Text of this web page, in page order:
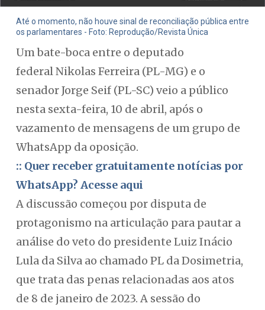
Até o momento, não houve sinal de reconciliação pública entre
os parlamentares - Foto: Reprodução/Revista Única
Um bate-boca entre o deputado
federal Nikolas Ferreira (PL-MG) e o
senador Jorge Seif (PL-SC) veio a público
nesta sexta-feira, 10 de abril, após o
vazamento de mensagens de um grupo de
WhatsApp da oposição.
:: Quer receber gratuitamente notícias por
WhatsApp? Acesse aqui
A discussão começou por disputa de
protagonismo na articulação para pautar a
análise do veto do presidente Luiz Inácio
Lula da Silva ao chamado PL da Dosimetria,
que trata das penas relacionadas aos atos
de 8 de janeiro de 2023. A sessão do